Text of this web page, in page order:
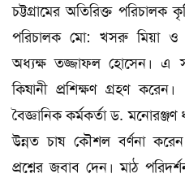
চট্টগ্রামের অতিরিক্ত
পরিচালক মো: খসরু মিয়া ও
অধ্যক্ষ তজ্জাফল হোসেন। এ
কিষানী প্রশিক্ষণ গ্রহণ করেন।
বৈজ্ঞানিক কর্মকর্তা ড.
উন্নত চাষ কৌশল বর্ণনা করেন
প্রশ্নের জবাব দেন। মাঠ